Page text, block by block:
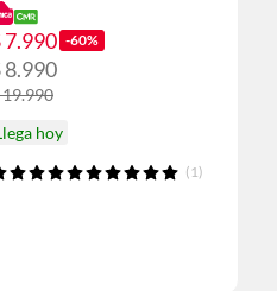
7.990 -60%
8.990
hoy
(1)